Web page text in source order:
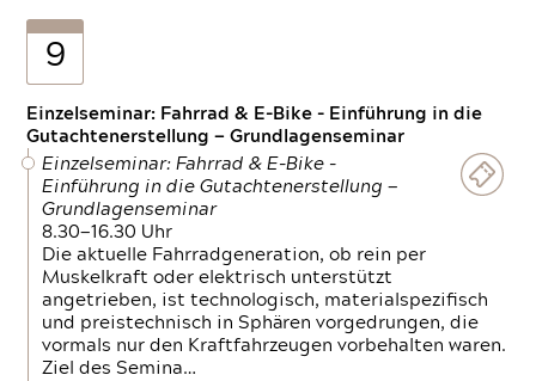
9
Einzelseminar: Fahrrad & E-Bike - Einführung in die
Gutachtenerstellung — Grundlagenseminar
Einzelseminar: Fahrrad & E-Bike -
Einführung in die Gutachtenerstellung —
Grundlagenseminar
8.30—16.30 Uhr
Die aktuelle Fahrradgeneration, ob rein per
Muskelkraft oder elektrisch unterstützt
angetrieben, ist technologisch, materialspezifisch
und preistechnisch in Sphären vorgedrungen, die
vormals nur den Kraftfahrzeugen vorbehalten waren.
Ziel des Semina…